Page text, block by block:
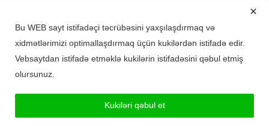
Bu WEB sayt istifadəçi təcrübəsini yaxşılaşdırmaq və
xidmətlərimizi optimallaşdırmaq üçün kukilərdən istifadə edir.
Vebsaytdan istifadə etməklə kukilərin istifadəsini qəbul etmiş
olursunuz.
Kukiləri qəbul et
Android üçün yüklə
iPhone üçün yüklə